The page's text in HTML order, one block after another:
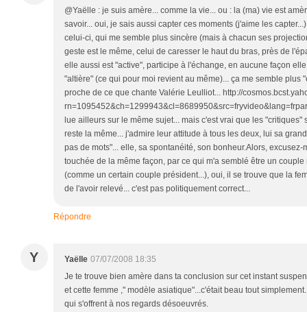
@Yaëlle : je suis amère... comme la vie... ou : la (ma) vie est
savoir... oui, je sais aussi capter ces moments (j'aime les
celui-ci, qui me semble plus sincère (mais à chacun ses
geste est le même, celui de caresser le haut du bras, près de
elle aussi est "active", participe à l'échange, en aucune façon
"altière" (ce qui pour moi revient au même)... ça me semble plus
proche de ce que chante Valérie Leulliot... http://
lue ailleurs sur le même sujet... mais c'est vrai que les "critiques"
reste la même... j'admire leur attitude à tous les deux, lui sa
pas de mots"... elle, sa spontanéité, son bonheur.Alors, excusez-
touchée de la même façon, par ce qui m'a semblé être un
(comme un certain couple président...), oui, il se trouve que la
de l'avoir relevé... c'est pas politiquement correct...
Répondre
Y Yaëlle 07/07/2008 18:35
Je te trouve bien amère dans ta conclusion sur cet instant
et cette femme ," modèle asiatique"...c'était beau tout
qui s'offrent à nos regards désoeuvrés.